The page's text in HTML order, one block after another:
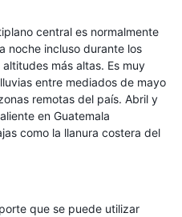
central es normalmente
noche incluso durante los
más altas. Es muy
entre mediados de mayo
remotas del país. Abril y
en Guatemala
como la llanura costera del
que se puede utilizar